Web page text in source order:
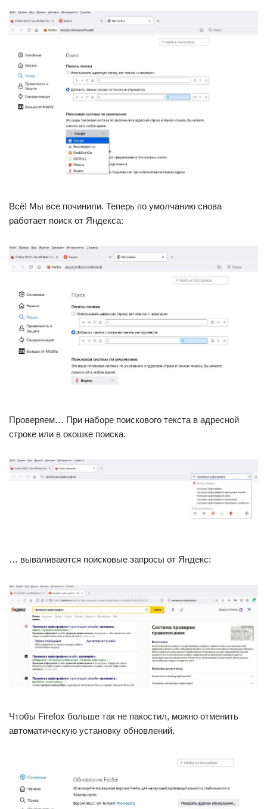
Всё! Мы все починили. Теперь по умолчанию снова
работает поиск от Яндекса:
Проверяем… При наборе поискового текста в адресной
строке или в окошке поиска.
… вываливаются поисковые запросы от Яндекс:
Чтобы Firefox больше так не пакостил, можно отменить
автоматическую установку обновлений.